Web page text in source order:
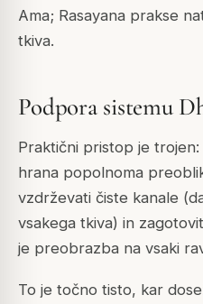
Ama; Rasayana prakse
tkiva.
Podpora sistemu
Praktični pristop je
hrana popolnoma
vzdrževati čiste kanale
vsakega tkiva) in
je preobrazba na vsaki
To je točno tisto, kar